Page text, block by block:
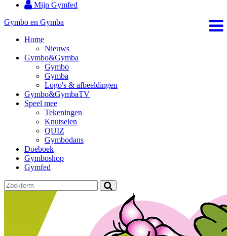
Mijn Gymfed
Gymbo en Gymba
Home
Nieuws
Gymbo&Gymba
Gymbo
Gymba
Logo's & afbeeldingen
Gymbo&GymbaTV
Speel mee
Tekeningen
Knutselen
QUIZ
Gymbodans
Doeboek
Gymboshop
Gymfed